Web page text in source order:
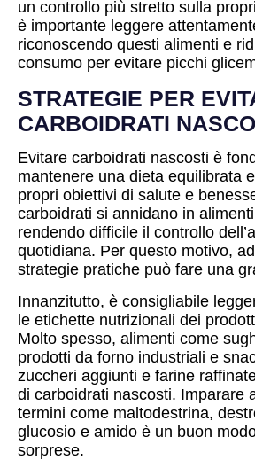
un controllo più stretto sulla
è importante leggere
riconoscendo questi alimenti e
consumo per evitare picchi
STRATEGIE PER
CARBOIDRATI
Evitare carboidrati nascosti è
mantenere una dieta equilibrata
propri obiettivi di salute e
carboidrati si annidano in
rendendo difficile il controllo
quotidiana. Per questo motivo,
strategie pratiche può fare una
Innanzitutto, è consigliabile
le etichette nutrizionali dei
Molto spesso, alimenti come
prodotti da forno industriali e
zuccheri aggiunti e farine
di carboidrati nascosti. Imparare
termini come maltodestrina,
glucosio e amido è un buon
sorprese.